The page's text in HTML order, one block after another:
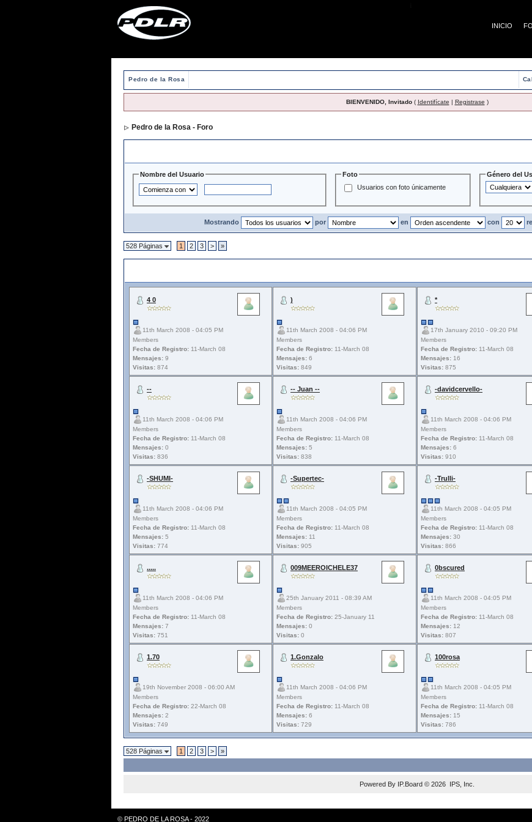
INICIO
Pedro de la Rosa
BIENVENIDO, Invitado( Identifícate | Registrase )
Pedro de la Rosa - Foro
Nombre del Usuario
Foto
Usuarios con foto únicamente
Género del
Mostrando por en con
528 Páginas 1 2 3 > »
4 0
11th March 2008 - 04:05 PM
Members
Fecha de Registro: 11-March 08
Mensajes: 9
Visitas: 874
)
11th March 2008 - 04:06 PM
Members
Fecha de Registro: 11-March 08
Mensajes: 6
Visitas: 849
*
17th January 2010 - 09:20 PM
Members
Fecha de Registro: 11-March 08
Mensajes: 16
Visitas: 875
--
11th March 2008 - 04:06 PM
Members
Fecha de Registro: 11-March 08
Mensajes: 0
Visitas: 836
-- Juan --
11th March 2008 - 04:06 PM
Members
Fecha de Registro: 11-March 08
Mensajes: 5
Visitas: 838
-davidcervello-
11th March 2008 - 04:06 PM
Members
Fecha de Registro: 11-March 08
Mensajes: 6
Visitas: 910
-SHUMI-
11th March 2008 - 04:06 PM
Members
Fecha de Registro: 11-March 08
Mensajes: 5
Visitas: 774
-Supertec-
11th March 2008 - 04:05 PM
Members
Fecha de Registro: 11-March 08
Mensajes: 11
Visitas: 905
-Trulli-
11th March 2008 - 04:05 PM
Members
Fecha de Registro: 11-March 08
Mensajes: 30
Visitas: 866
.....
11th March 2008 - 04:06 PM
Members
Fecha de Registro: 11-March 08
Mensajes: 7
Visitas: 751
009MEEROICHELE37
25th January 2011 - 08:39 AM
Members
Fecha de Registro: 25-January 11
Mensajes: 0
Visitas: 0
0bscured
11th March 2008 - 04:05 PM
Members
Fecha de Registro: 11-March 08
Mensajes: 12
Visitas: 807
1.70
19th November 2008 - 06:00 AM
Members
Fecha de Registro: 22-March 08
Mensajes: 2
Visitas: 749
1.Gonzalo
11th March 2008 - 04:06 PM
Members
Fecha de Registro: 11-March 08
Mensajes: 6
Visitas: 729
100rosa
11th March 2008 - 04:05 PM
Members
Fecha de Registro: 11-March 08
Mensajes: 15
Visitas: 786
528 Páginas 1 2 3 > »
Powered By IP.Board © 2026 IPS, Inc
© PEDRO DE LA ROSA - 2022